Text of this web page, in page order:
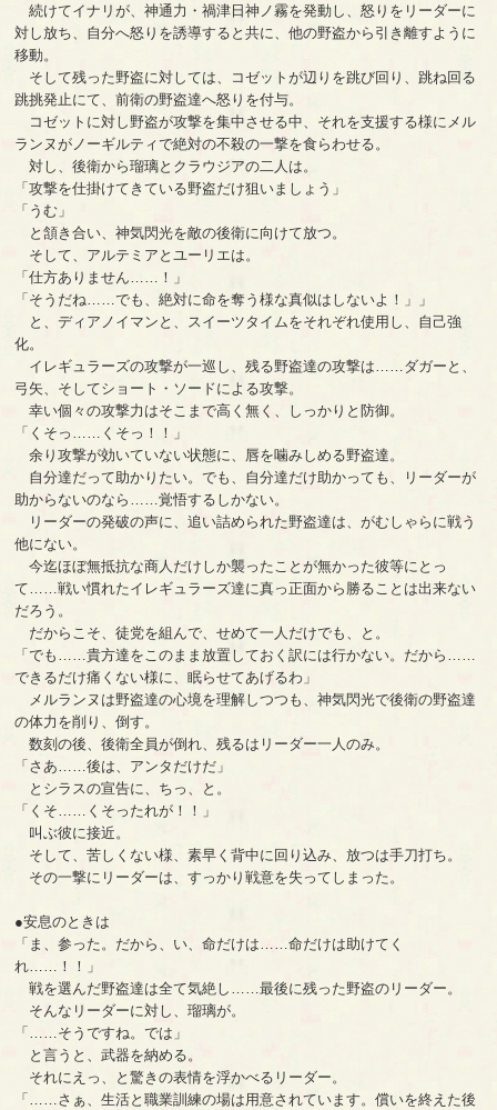
続けてイナリが、神通力・禍津日神ノ霧を発動し、怒りをリーダーに
対し放ち、自分へ怒りを誘導すると共に、他の野盗から引き離すように
移動。
そして残った野盗に対しては、コゼットが辺りを跳び回り、跳ね回る
跳挑発止にて、前衛の野盗達へ怒りを付与。
コゼットに対し野盗が攻撃を集中させる中、それを支援する様にメル
ランヌがノーギルティで絶対の不殺の一撃を食らわせる。
対し、後衛から瑠璃とクラウジアの二人は。
「攻撃を仕掛けてきている野盗だけ狙いましょう」
「うむ」
と頷き合い、神気閃光を敵の後衛に向けて放つ。
そして、アルテミアとユーリエは。
「仕方ありません……！」
「そうだね……でも、絶対に命を奪う様な真似はしないよ！」」
と、ディアノイマンと、スイーツタイムをそれぞれ使用し、自己強
化。
イレギュラーズの攻撃が一巡し、残る野盗達の攻撃は……ダガーと、
弓矢、そしてショート・ソードによる攻撃。
幸い個々の攻撃力はそこまで高く無く、しっかりと防御。
「くそっ……くそっ！！」
余り攻撃が効いていない状態に、唇を噛みしめる野盗達。
自分達だって助かりたい。でも、自分達だけ助かっても、リーダーが
助からないのなら……覚悟するしかない。
リーダーの発破の声に、追い詰められた野盗達は、がむしゃらに戦う
他にない。
今迄ほぼ無抵抗な商人だけしか襲ったことが無かった彼等にとっ
て……戦い慣れたイレギュラーズ達に真っ正面から勝ることは出来ない
だろう。
だからこそ、徒党を組んで、せめて一人だけでも、と。
「でも……貴方達をこのまま放置しておく訳には行かない。だから……
できるだけ痛くない様に、眠らせてあげるわ」
メルランヌは野盗達の心境を理解しつつも、神気閃光で後衛の野盗達
の体力を削り、倒す。
数刻の後、後衛全員が倒れ、残るはリーダー一人のみ。
「さあ……後は、アンタだけだ」
とシラスの宣告に、ちっ、と。
「くそ……くそったれが！！」
叫ぶ彼に接近。
そして、苦しくない様、素早く背中に回り込み、放つは手刀打ち。
その一撃にリーダーは、すっかり戦意を失ってしまった。
●安息のときは
「ま、参った。だから、い、命だけは……命だけは助けてく
れ……！！」
戦を選んだ野盗達は全て気絶し……最後に残った野盗のリーダー。
そんなリーダーに対し、瑠璃が。
「……そうですね。では」
と言うと、武器を納める。
それにえっ、と驚きの表情を浮かべるリーダー。
「……さぁ、生活と職業訓練の場は用意されています。償いを終えた後